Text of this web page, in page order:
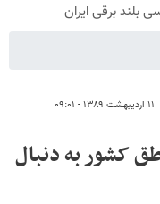
۱۱ اردیبهشت ۱۳۸۹ - ۰۹:۰۱
کشور به دنبال